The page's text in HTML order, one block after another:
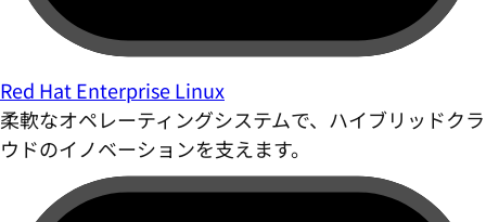
Red Hat Enterprise Linux
柔軟なオペレーティングシステムで、ハイブリッドクラ
ウドのイノベーションを支えます。